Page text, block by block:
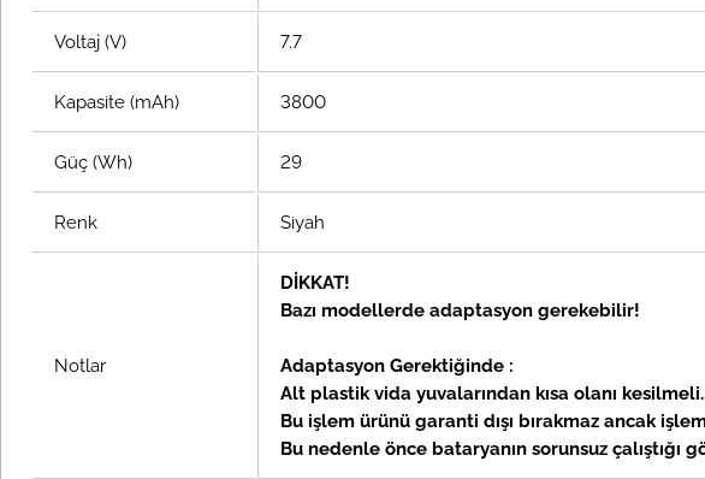
Voltaj (V) 7.7
Kapasite (mAh) 3800
Güç (Wh) 29
Renk Siyah
Notlar
DİKKAT!
Bazı modellerde adaptasyon gerekebilir!
Adaptasyon Gerektiğinde :
Alt plastik vida yuvalarından kısa olanı kesilmeli.
Bu işlem ürünü garanti dışı bırakmaz ancak
Bu nedenle önce bataryanın sorunsuz